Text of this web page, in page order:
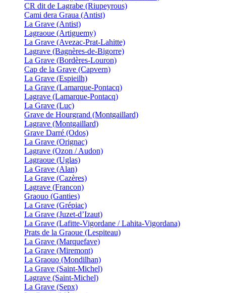
CR dit de Lagrabe (Riupeyrous)
Cami dera Graua (Antist)
La Grave (Antist)
Lagraoue (Artiguemy)
La Grave (Avezac-Prat-Lahitte)
Lagrave (Bagnères-de-Bigorre)
La Grave (Bordères-Louron)
Cap de la Grave (Capvern)
La Grave (Espieilh)
La Grave (Lamarque-Pontacq)
Lagrave (Lamarque-Pontacq)
La Grave (Luc)
Grave de Hourgrand (Montgaillard)
Lagrave (Montgaillard)
Grave Darré (Odos)
La Grave (Orignac)
Lagrave (Ozon / Audon)
Lagraoue (Uglas)
La Grave (Alan)
La Grave (Cazères)
Lagrave (Francon)
Graouo (Ganties)
La Grave (Grépiac)
La Grave (Juzet-d’Izaut)
La Grave (Lafitte-Vigordane / Lahita-Vigordana)
Prats de la Graoue (Lespiteau)
La Grave (Marquefave)
La Grave (Miremont)
La Graouo (Mondilhan)
La Grave (Saint-Michel)
Lagrave (Saint-Michel)
La Grave (Sepx)